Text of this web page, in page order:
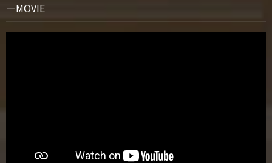
MOVIE